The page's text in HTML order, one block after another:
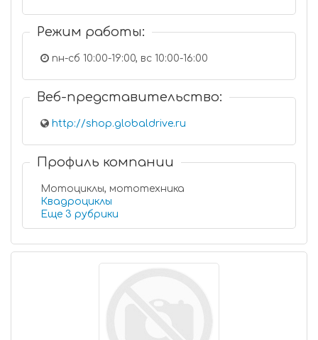
Режим работы:
пн-сб 10:00-19:00, вс 10:00-16:00
Веб-представительство:
http://shop.globaldrive.ru
Профиль компании
Мотоциклы, мототехника
Квадроциклы
Еще 3 рубрики